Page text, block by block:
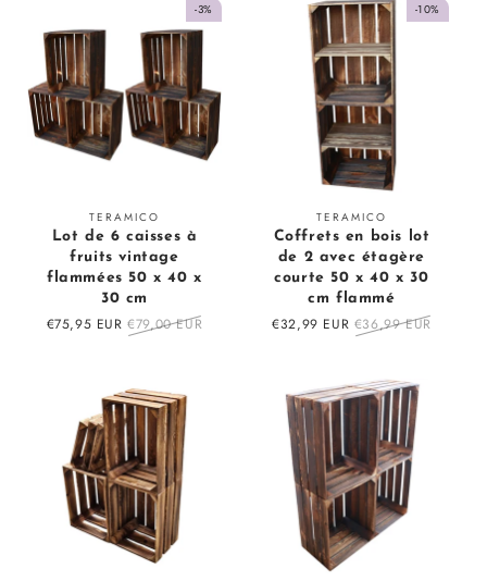
-3%
Fournisseur
:
TERAMICO
Lot de 6 caisses à
fruits vintage
flammées 50 x 40 x
30 cm
Prix
€75,95 EUR Prix
€79,00 EUR
-10%
Fournisseur
:
TERAMICO
Coffrets en bois lot
de 2 avec étagère
courte 50 x 40 x 30
cm flammé
Prix
€32,99 EUR Prix
€36,99 EUR